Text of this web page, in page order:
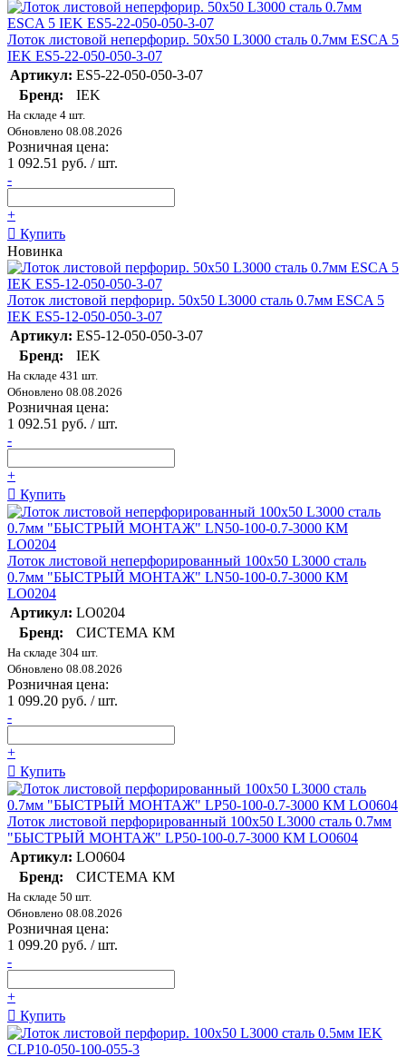
Лоток листовой неперфорир. 50х50 L3000 сталь 0.7мм ESCA 5
IEK ES5-22-050-050-3-07
Артикул: ES5-22-050-050-3-07
Бренд:
IEK
На складе 4 шт.
Обновлено 08.08.2026
Розничная цена:
1 092.51 руб. / шт.
-
+
Купить
Новинка
Лоток листовой перфорир. 50х50 L3000 сталь 0.7мм ESCA 5
IEK ES5-12-050-050-3-07
Артикул: ES5-12-050-050-3-07
Бренд:
IEK
На складе 431 шт.
Обновлено 08.08.2026
Розничная цена:
1 092.51 руб. / шт.
-
+
Купить
Лоток листовой неперфорированный 100х50 L3000 сталь
0.7мм "БЫСТРЫЙ МОНТАЖ" LN50-100-0.7-3000 КМ
LO0204
Артикул: LO0204
Бренд:
СИСТЕМА КМ
На складе 304 шт.
Обновлено 08.08.2026
Розничная цена:
1 099.20 руб. / шт.
-
+
Купить
Лоток листовой перфорированный 100х50 L3000 сталь 0.7мм
"БЫСТРЫЙ МОНТАЖ" LP50-100-0.7-3000 КМ LO0604
Артикул: LO0604
Бренд:
СИСТЕМА КМ
На складе 50 шт.
Обновлено 08.08.2026
Розничная цена:
1 099.20 руб. / шт.
-
+
Купить